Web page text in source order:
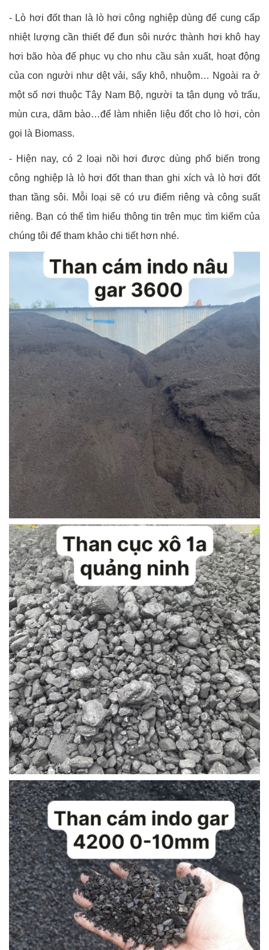
- Lò hơi đốt than là lò hơi công nghiệp dùng để cung cấp
nhiệt lượng cần thiết để đun sôi nước thành hơi khô hay
hơi bão hòa để phục vụ cho nhu cầu sản xuất, hoạt động
của con người như dệt vải, sấy khô, nhuộm… Ngoài ra ở
một số nơi thuộc Tây Nam Bộ, người ta tận dụng vỏ trấu,
mùn cưa, dăm bào…để làm nhiên liệu đốt cho lò hơi, còn
gọi là Biomass.
- Hiện nay, có 2 loại nồi hơi được dùng phổ biến trong
công nghiệp là lò hơi đốt than than ghi xích và lò hơi đốt
than tầng sôi. Mỗi loại sẽ có ưu điểm riêng và công suất
riêng. Bạn có thể tìm hiểu thông tin trên mục tìm kiếm của
chúng tôi để tham khảo chi tiết hơn nhé.